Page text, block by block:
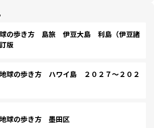
の歩き方 島旅 伊豆大島 利島（伊豆諸
版
球の歩き方 ハワイ島 ２０２７～２０２
球の歩き方 墨田区